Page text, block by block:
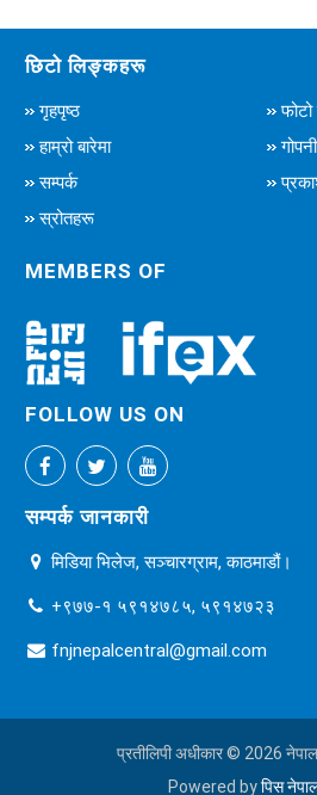
छिटो लिङ्कहरू
गृहपृष्ठ
फोटो
हाम्रो बारेमा
सम्पर्क
स्रोतहरू
MEMBERS OF
FOLLOW US ON
सम्पर्क जानकारी
मिडिया भिलेज, सञ्चारग्राम, काठमाडौं।
+९७७-१ ५९१४७८५, ५९१४७२३
fnjnepalcentral@gmail.com
प्रतीलिपी अधीकार © 2026
Powered byपिस